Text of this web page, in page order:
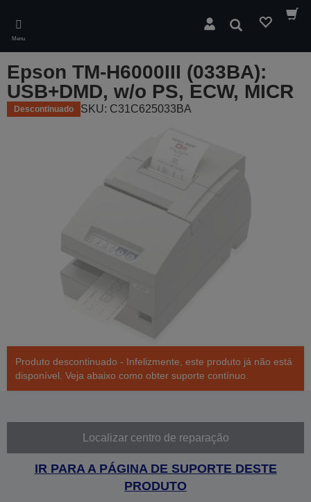
main
content
Menu
Pesquisar
Epson TM-H6000III (033BA):
USB+DMD, w/o PS, ECW, MICR
Descontinuado SKU: C31C625033BA
Produto descontinuado - Infelizmente, este produto já não está
disponível. Veja abaixo como obter suporte contínuo.
Localizar centro de reparação
IR PARA A PÁGINA DE SUPORTE DESTE
PRODUTO